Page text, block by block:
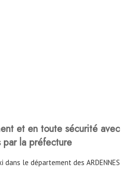
et en toute sécurité avec
par la préfecture
dans le département des ARDENNES